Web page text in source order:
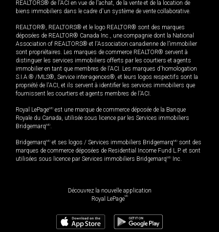
REALTORS® de l'ACI en vue de l'achat, de la vente et de la location de
biens immobiliers dans le cadre d'un système de vente collaborative.
REALTOR®, REALTORS® et le logo REALTOR® sont des marques
déposées de REALTOR® Canada Inc., une compagnie dont la National
Association of REALTORS® et l'Association canadienne de l’immobilier
sont propriétaires. Les marques de commerce REALTOR® servent à
distinguer les services immobiliers offerts par les courtiers et agents
immobilier en tant que membres de l'ACI. Les marques d'homologation
S.I.A.® /MLS®, Service inter-agences®, et leurs logos respectifs sont la
propriété de l'ACI, et ils servent à identifier les services immobiliers que
fournissent les courtiers et agents membres de l'ACI.
Royal LePageMD est une marque de commerce déposée de la Banque
Royale du Canada, utilisée sous licence par les Services immobiliers
BridgemarqMD.
BridgemarqMD et ses logos / Services immobiliers BridgemarqMD sont des
marques de commerce déposées de Residential Income Fund L.P. et sont
utilisées sous licence par Services immobiliers BridgemarqMD Inc.
Découvrez la nouvelle application
Royal LePageMD